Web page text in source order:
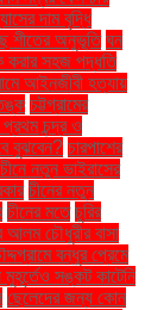
দাম বৃদ্ধি
শীতের অনুভূতি ঘন
করার সহজ পদ্ধতি
আইনজীবী হত্যায়
চট্টগ্রামের
চন্দ্র ও
বুঝবেন? চারপাশের
চীনে নতুন ভাইরাসের
চীনের নতুন
চীনের মতে চুরির
আলম চৌধুরীর বাসা
বন্ধুর প্রেমে
সঙ্কট কাটেনি
ছেলেদের জন্য কোন